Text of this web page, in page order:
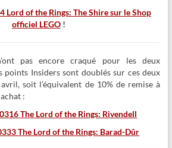
Lord of the Rings: The Shire sur le Shop
officiel LEGO!
pas encore craqué pour les deux
points Insiders sont doublés sur ces deux
soit l’équivalent de 10% de remise à
:
The Lord of the Rings: Rivendell
The Lord of the Rings: Barad-Dûr